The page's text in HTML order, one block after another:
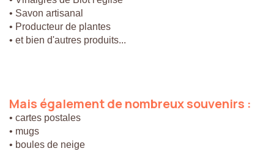
• Savon artisanal
• Producteur de plantes
• et bien d'autres produits...
Mais égalementdenombreuxsouvenirs :
• cartes postales
• mugs
• boules de neige